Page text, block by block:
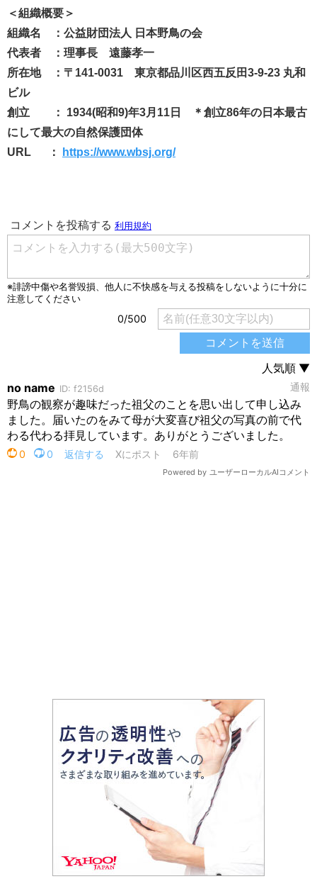
＜組織概要＞
組織名 ：公益財団法人 日本野鳥の会
代表者 ：理事長 遠藤孝一
所在地 ：〒141-0031 東京都品川区西五反田3-9-23 丸和
ビル
創立 ： 1934(昭和9)年3月11日 ＊創立86年の日本最古
にして最大の自然保護団体
URL ：
https://www.wbsj.org/